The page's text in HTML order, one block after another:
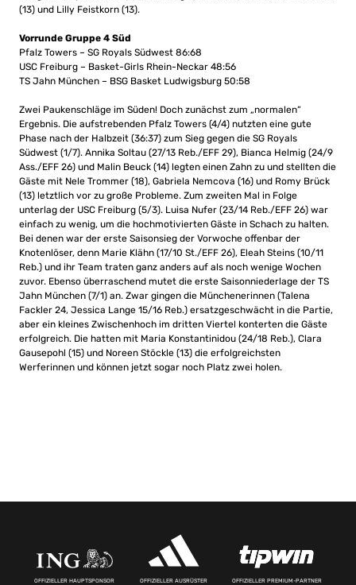
(13) und Lilly Feistkorn (13).
Vorrunde Gruppe 4 Süd
Pfalz Towers – SG Royals Südwest 86:68
USC Freiburg – Basket-Girls Rhein-Neckar 48:56
TS Jahn München – BSG Basket Ludwigsburg 50:58
Zwei Paukenschläge im Süden! Doch zunächst zum „normalen“
Ergebnis. Die aufstrebenden Pfalz Towers (4/4) nutzten eine gute
Phase nach der Halbzeit (36:37) zum Sieg gegen die SG Royals
Südwest (1/7). Annika Soltau (27/13 Reb./EFF 29), Bianca Helmig (24/9
Ass./EFF 26) und Malin Beuck (14) legten einen Zahn zu und stellten die
Gäste mit Nele Trommer (18), Gabriela Nemcova (16) und Romy Brück
(13) letztlich vor zu große Probleme. Zum zweiten Mal in Folge
unterlag der USC Freiburg (5/3). Luisa Nufer (23/14 Reb./EFF 26) war
einfach zu wenig, um die hochmotivierten Gäste in Schach zu halten.
Bei denen war der erste Saisonsieg der Vorwoche offenbar der
Knotenlöser, denn Marie Klähn (17/10 St./EFF 26), Eleah Steins (10/11
Reb.) und ihr Team traten ganz anders auf als noch wenige Wochen
zuvor. Ebenso überraschend mutet die erste Saisonniederlage der TS
Jahn München (7/1) an. Zwar gingen die Münchenerinnen (Talena
Fackler 24, Jessica Lange 15/16 Reb.) ersatzgeschwächt in die Partie,
aber ein kleines Zwischenhoch im dritten Viertel konterten die Gäste
erfolgreich. Die hatten mit Maria Konstantinidou (24/18 Reb.), Clara
Gausepohl (15) und Noreen Stöckle (13) die erfolgreichsten
Werferinnen und können jetzt sogar noch Platz zwei holen.
OFFIZIELLER HAUPTSPONSOR OFFIZIELLER AUSRÜSTER OFFIZIELLER PREMIUM-PARTNER